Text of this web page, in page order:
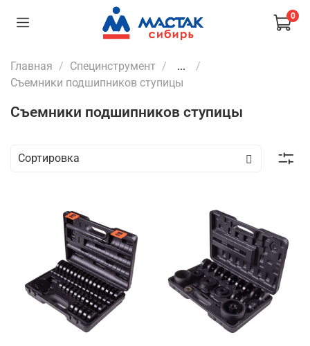
0
Главная Специнструмент
...
Съемники подшипников ступицы
Съемники подшипников ступицы